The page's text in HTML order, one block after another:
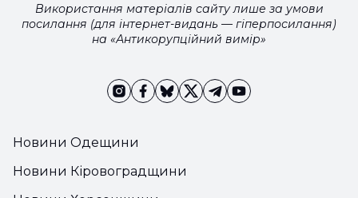
Новини Одещини
Новини Кіровоградщини
Використання матеріалів сайту лише за умови
посилання (для інтернет-видань — гіперпосилання)
на «Антикорупційний вимір»